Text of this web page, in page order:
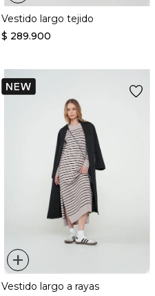
Vestido largo tejido
$ 289.900
+
Vestido largo a rayas